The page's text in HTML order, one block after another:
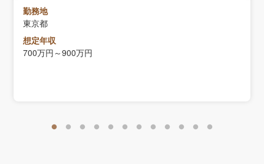
勤務地
東京都
想定年収
700万円～900万円